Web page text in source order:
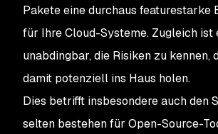
Pakete eine durchaus featurestarke
für Ihre Cloud-Systeme. Zugleich ist
unabdingbar, die Risiken zu kennen,
damit potenziell ins Haus holen.
Dies betrifft insbesondere auch den
selten bestehen für Open-Source-